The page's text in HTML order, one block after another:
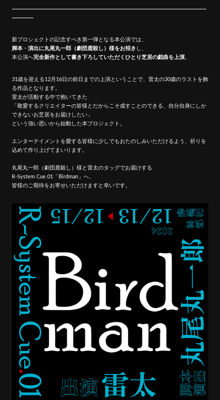
新プロシェクトの記念すべき第一弾となる本公演では、
脚本・演出に丸尾丸一郎（劇団鹿殺し）様をお招き し、
本公演へ完全新作として書き下ろしていただくひとり芝居の戯曲を上演。
31歳を迎える12月16日の前日までの上演ということで、雷太の30歳のラストを飾
る作品となります。
雷太が活動する中で抱いてきた
「敬愛するクリエイターの皆様とだからこそ成すことのできる、自分自身にしか
できないお芝居をお届けしたい」
という強い思いから始動した本プロジェクト。
エンターテイメントを愛する皆様に少しでもおたのしみいただけるよう、祈りを
込めて作り上げてまいります。
丸尾丸一郎（劇団鹿殺し）様と雷太のタッグでお届けする
R-System Cue.01「Birdman」へ、
皆様のご期待をお寄せいただけますと幸いです。